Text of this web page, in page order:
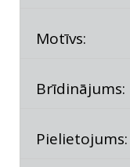
Motīvs:
Brīdinājums:
Pielietojums: